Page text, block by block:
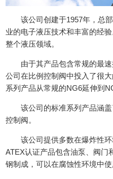
该公司创建于1957年，总
业的电子液压技术和丰富的经
整个液压领域。
由于其产品包含常规的最
公司在比例控制阀中投入了很
系列产品从常规的NG6延伸到
该公司的标准系列产品涵
控制阀。
该公司提供多数在爆炸性
ATEX认证产品包含油泵、阀门
钢制成，可以在腐蚀性环境中使